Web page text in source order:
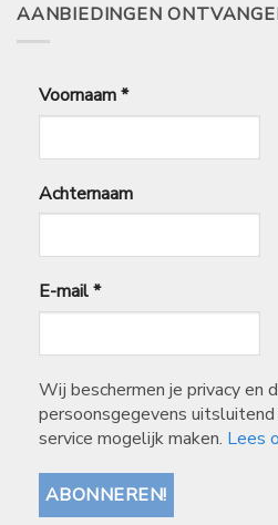
AANBIEDINGEN
Voornaam*
Achternaam
E-mail*
Wij beschermen je privacy en
persoonsgegevens
service mogelijk maken. Lees